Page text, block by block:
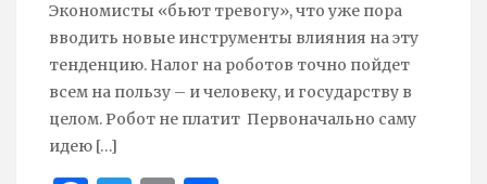
Экономисты «бьют тревогу», что уже пора
вводить новые инструменты влияния на эту
тенденцию. Налог на роботов точно пойдет
всем на пользу – и человеку, и государству в
целом. Робот не платит Первоначально саму
идею […]